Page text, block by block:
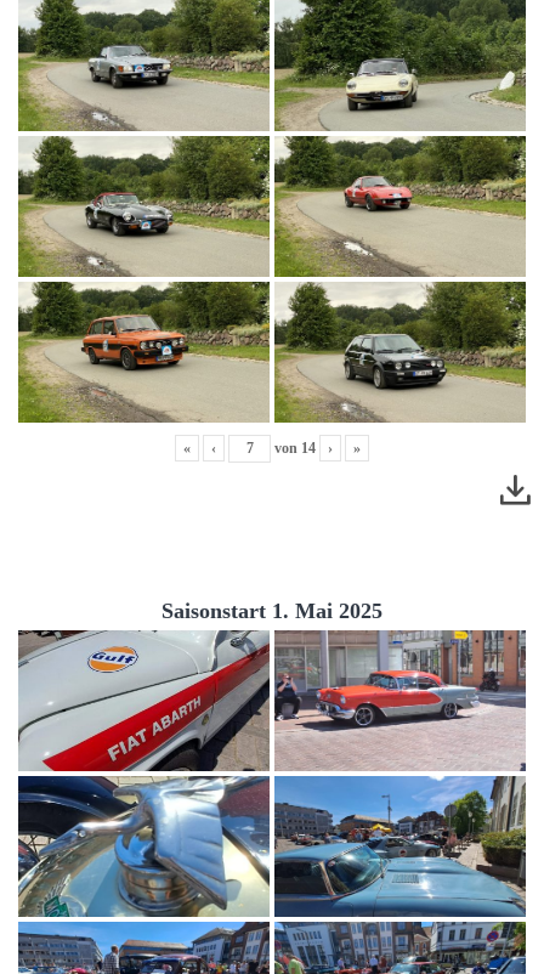
« ‹ von 14 › »
Saisonstart 1. Mai 2025